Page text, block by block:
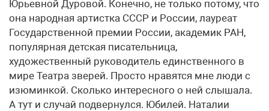
Юрьевной Дуровой. Конечно, не только потому, что
она народная артистка СССР и России, лауреат
Государственной премии России, академик РАН,
популярная детская писательница,
художественный руководитель единственного в
мире Театра зверей. Просто нравятся мне люди с
изюминкой. Сколько интересного о ней слышала.
А тут и случай подвернулся. Юбилей. Наталии